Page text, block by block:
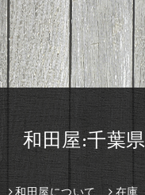
和田屋:千葉
和田屋について 在庫